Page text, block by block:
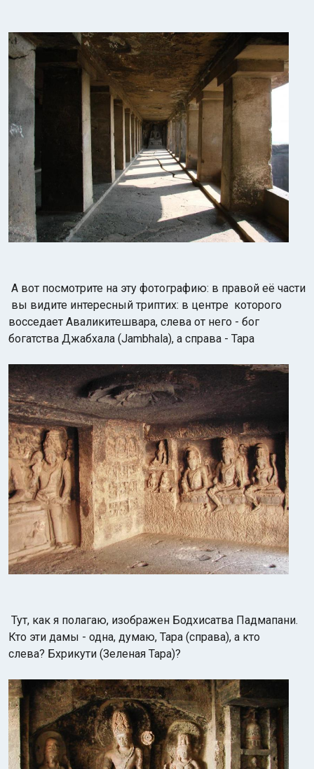
А вот посмотрите на эту фотографию: в правой её части
вы видите интересный триптих: в центре которого
восседает Аваликитешвара, слева от него - бог
богатства Джабхала (Jambhala), а справа - Тара
Тут, как я полагаю, изображен Бодхисатва Падмапани.
Кто эти дамы - одна, думаю, Тара (справа), а кто
слева? Бхрикути (Зеленая Тара)?